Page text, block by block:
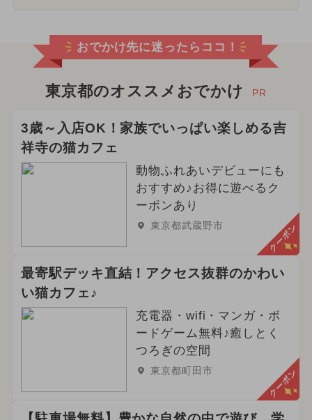
おでかけ先に迷ったらココ！
東京都のオススメおでかけ PR
3歳～入店OK！家族でいっぱい楽しめる吉
祥寺の猫カフェ
動物ふれあいデビューにも
おすすめ♪お得に遊べるク
ーポンあり
東京都武蔵野市 クーポン
最寄駅デッキ直結！アクセス抜群のかわい
い猫カフェ♪
充電器・wifi・マンガ・ボ
ードゲーム無料♪癒しとく
つろぎの空間
東京都町田市 クーポン